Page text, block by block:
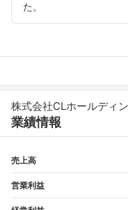
た。
株式会社CLホールディ
業績情報
売上高
営業利益